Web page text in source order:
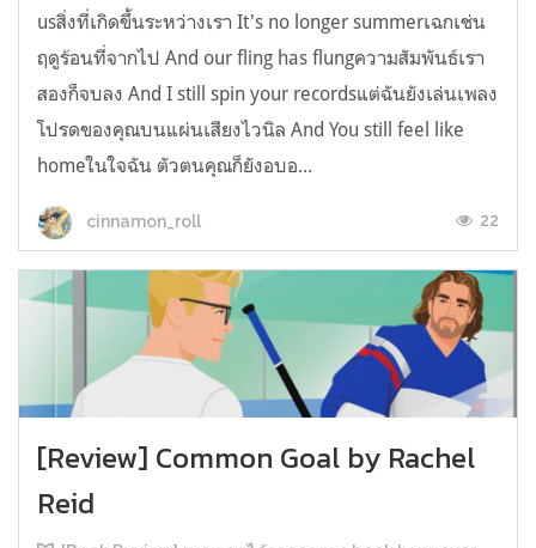
usสิ่งที่เกิดขึ้นระหว่างเรา It's no longer summerเฉกเช่น
ฤดูร้อนที่จากไป And our fling has flungความสัมพันธ์เรา
สองก็จบลง And I still spin your recordsแต่ฉันยังเล่นเพลง
โปรดของคุณบนแผ่นเสียงไวนิล And You still feel like
homeในใจฉัน ตัวตนคุณก็ยังอบอ...
cinnamon_roll 22
[Review] Common Goal by Rachel
Reid